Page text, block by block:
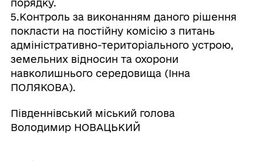
порядку.
5.Контроль за виконанням даного рішення
покласти на постійну комісію з питань
адміністративно-територіального устрою,
земельних відносин та охорони
навколишнього середовища (Інна
ПОЛЯКОВА).
Південнівський міський голова
Володимир НОВАЦЬКИЙ